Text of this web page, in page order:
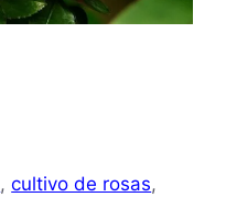
,cultivo de rosas,